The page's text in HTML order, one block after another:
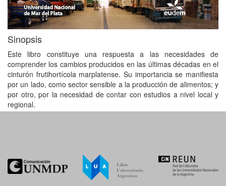
Sinopsis
Este libro constituye una respuesta a las necesidades de
comprender los cambios producidos en las últimas décadas en el
cinturón frutihortícola marplatense. Su importancia se manifiesta
por un lado, como sector sensible a la producción de alimentos; y
por otro, por la necesidad de contar con estudios a nivel local y
regional.